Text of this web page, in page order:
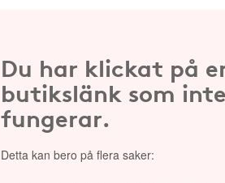
Du har klickat på
butikslänk som
fungerar.
Detta kan bero på flera saker: